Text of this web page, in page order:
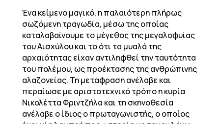
Ένα κείμενο μαγικό, η παλαιότερη πλήρως
σωζόμενη τραγωδία, μέσω της οποίας
καταλαβαίνουμε το μέγεθος της μεγαλοφυίας
του Αισχύλου και το ότι τα μυαλά της
αρχαιότητας είχαν αντιληφθεί την ταυτότητα
του πολέμου, ως προέκτασης της ανθρώπινης
αλαζονείας. Τη μετάφραση ανέλαβε και
περαίωσε με αριστοτεχνικό τρόπο η κυρία
Νικολέττα Φριντζήλα και τη σκηνοθεσία
ανέλαβε ο ίδιος ο πρωταγωνιστής, ο οποίος